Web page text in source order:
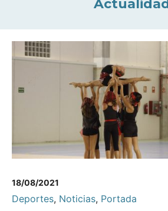
Actualidad
18/08/2021
Deportes, Noticias, Portada